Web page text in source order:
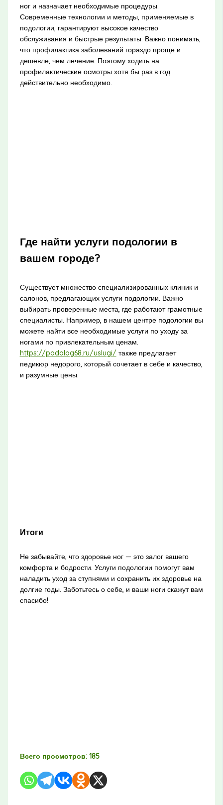
ног и назначает необходимые процедуры.
Современные технологии и методы, применяемые в
подологии, гарантируют высокое качество
обслуживания и быстрые результаты. Важно понимать,
что профилактика заболеваний гораздо проще и
дешевле, чем лечение. Поэтому ходить на
профилактические осмотры хотя бы раз в год
действительно необходимо.
Где найти услуги подологии в
вашем городе?
Существует множество специализированных клиник и
салонов, предлагающих услуги подологии. Важно
выбирать проверенные места, где работают грамотные
специалисты. Например, в нашем центре подологии вы
можете найти все необходимые услуги по уходу за
ногами по привлекательным ценам.
https://podolog68.ru/uslugi/ также предлагает
педикюр недорого, который сочетает в себе и качество,
и разумные цены.
Итоги
Не забывайте, что здоровье ног — это залог вашего
комфорта и бодрости. Услуги подологии помогут вам
наладить уход за ступнями и сохранить их здоровье на
долгие годы. Заботьтесь о себе, и ваши ноги скажут вам
спасибо!
Всего просмотров: 185